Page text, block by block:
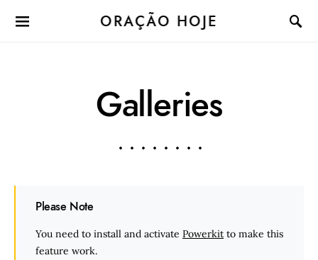
ORAÇÃO HOJE
Galleries
Please Note
You need to install and activate Powerkit to make this
feature work.